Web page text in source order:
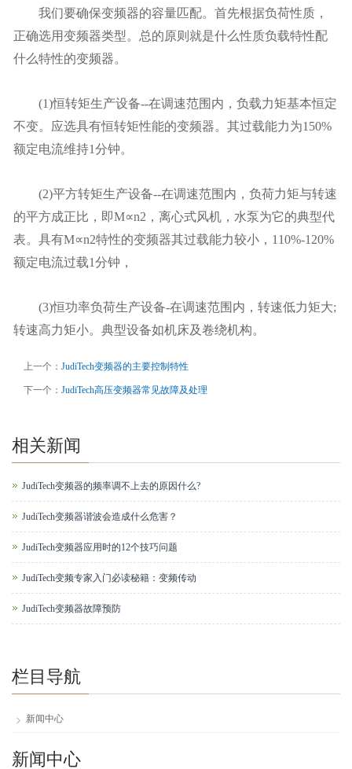
我们要确保变频器的容量匹配。首先根据负荷性质，
正确选用变频器类型。总的原则就是什么性质负载特性配
什么特性的变频器。
(1)恒转矩生产设备--在调速范围内，负载力矩基本恒定
不变。应选具有恒转矩性能的变频器。其过载能力为150%
额定电流维持1分钟。
(2)平方转矩生产设备--在调速范围内，负荷力矩与转速
的平方成正比，即M∝n2，离心式风机，水泵为它的典型代
表。具有M∝n2特性的变频器其过载能力较小，110%-120%
额定电流过载1分钟，
(3)恒功率负荷生产设备-在调速范围内，转速低力矩大;
转速高力矩小。典型设备如机床及卷绕机构。
上一个： JudiTech变频器的主要控制特性
下一个： JudiTech高压变频器常见故障及处理
相关新闻
JudiTech变频器的频率调不上去的原因什么?
JudiTech变频器谐波会造成什么危害？
JudiTech变频器应用时的12个技巧问题
JudiTech变频专家入门必读秘籍：变频传动
JudiTech变频器故障预防
栏目导航
新闻中心
新闻中心